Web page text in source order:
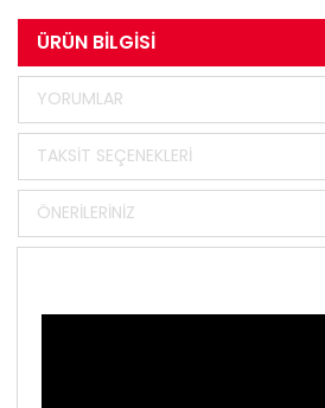
ÜRÜN BILGISI
YORUMLAR
TAKSIT SEÇENEKLERI
ÖNERILERINIZ